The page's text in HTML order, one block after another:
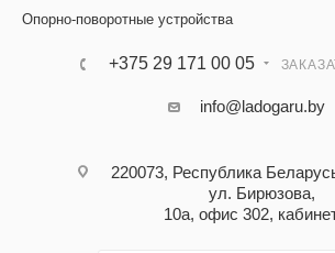
Опорно-поворотные устройства
+375 29 171 00 05
info@ladogaru.by
220073, Республика
ул. Бирюзова,
10а, офис 302,